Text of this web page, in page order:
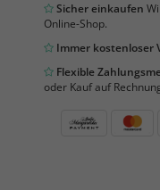
Sicher einkaufen
Online-Shop.
Immer kostenloser
Flexible
oder Kauf auf